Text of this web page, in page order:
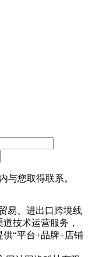
与您取得联系。
易、进出口跨境线
技术运营服务，
“平台+品牌+店铺